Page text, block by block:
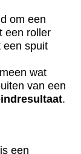
om een
een roller
een spuit
wat
van een
.
is een